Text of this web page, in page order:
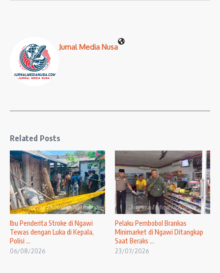
Jurnal Media Nusa
Related Posts
Ibu Penderita Stroke di Ngawi
Tewas dengan Luka di Kepala,
Polisi ...
06/08/2026
Pelaku Pembobol Brankas
Minimarket di Ngawi Ditangkap
Saat Beraks ...
23/07/2026